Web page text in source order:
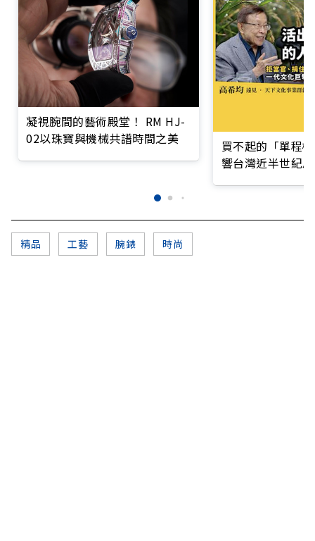
凝視腕間的藝術殿堂！ RM HJ-
02以珠寶與機械共譜時間之美
買不起的「單程
響台灣近半世紀
精品 工藝 腕錶 時尚